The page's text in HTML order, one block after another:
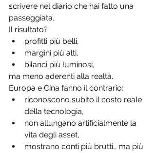
scrivere nel diario che hai fatto una
passeggiata.
Il risultato?
profitti più belli,
margini più alti,
bilanci più luminosi,
ma meno aderenti alla realtà.
Europa e Cina fanno il contrario:
riconoscono subito il costo reale
della tecnologia,
non allungano artificialmente la
vita degli asset,
mostrano conti più brutti… ma più